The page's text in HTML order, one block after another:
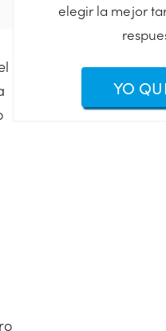
elegir la mejor
YO